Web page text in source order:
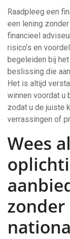
Raadpleeg een
een lening
financieel
risico’s en
begeleiden bij
beslissing die
Het is altijd
winnen voordat u
zodat u de juiste
verrassingen of
Wees